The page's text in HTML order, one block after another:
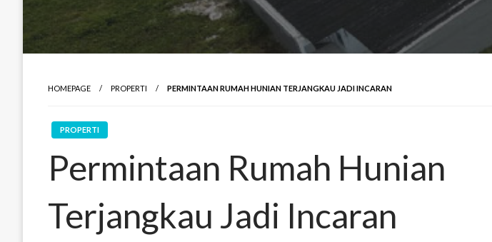
HOMEPAGE PROPERTI PERMINTAAN RUMAH HUNIAN TERJANGKAU JADI INCARAN
PROPERTI
Permintaan Rumah Hunian
Terjangkau Jadi Incaran